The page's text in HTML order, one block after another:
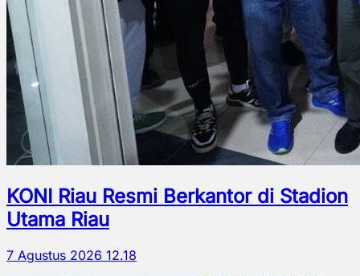
KONI Riau Resmi Berkantor di Stadion
Utama Riau
7 Agustus 2026 12.18